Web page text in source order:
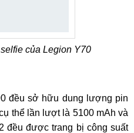
của Legion Y70
đều sở hữu dung lượng pin
thể lần lượt là 5100 mAh và
đều được trang bị công suất